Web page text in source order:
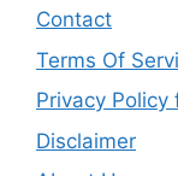
Contact
Terms Of
Privacy
Disclaimer